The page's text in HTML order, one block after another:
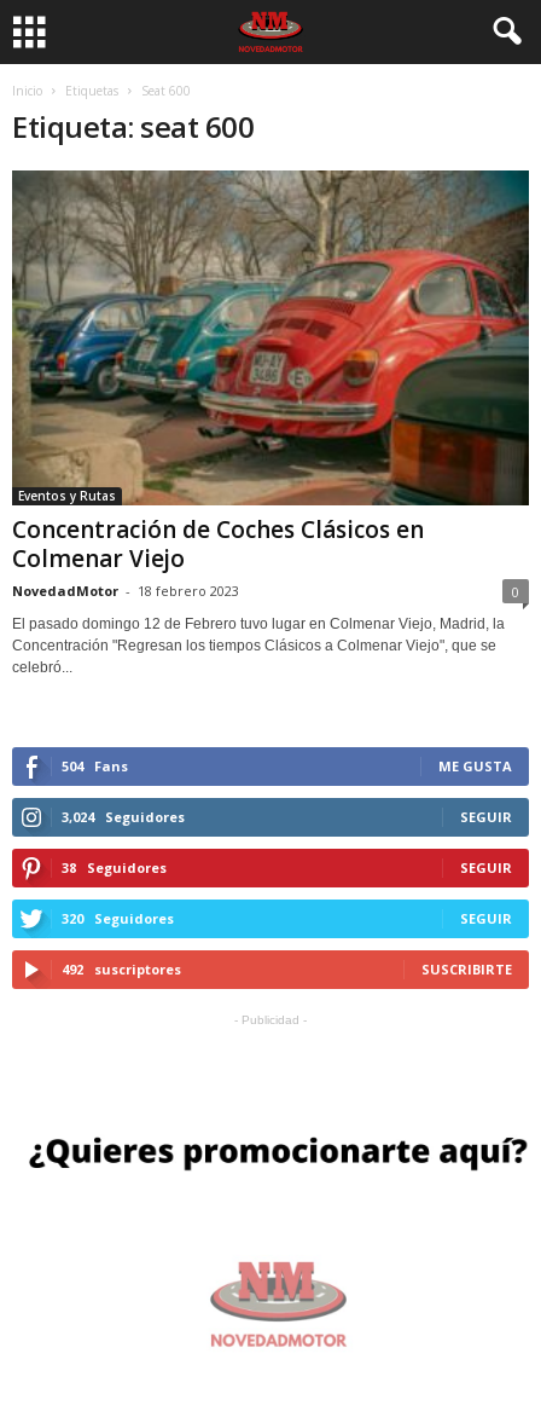
Inicio Etiquetas Seat 600
Etiqueta: seat 600
Eventos y Rutas
Concentración de Coches Clásicos en
Colmenar Viejo
NovedadMotor - 18 febrero 2023 0
El pasado domingo 12 de Febrero tuvo lugar en Colmenar Viejo, Madrid, la
Concentración "Regresan los tiempos Clásicos a Colmenar Viejo", que se
celebró...
504 Fans ME GUSTA
3,024 Seguidores SEGUIR
38 Seguidores SEGUIR
320 Seguidores SEGUIR
492 suscriptores SUSCRIBIRTE
- Publicidad -